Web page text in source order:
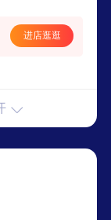
进店逛逛